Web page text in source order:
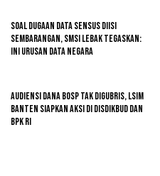
Soal Dugaan Data Sensus Diisi
Sembarangan, SMSI Lebak Tegaskan:
Ini Urusan Data Negara
Audiensi Dana BOSP Tak Digubris, LSIM
Banten Siapkan Aksi di Disdikbud dan
BPK RI